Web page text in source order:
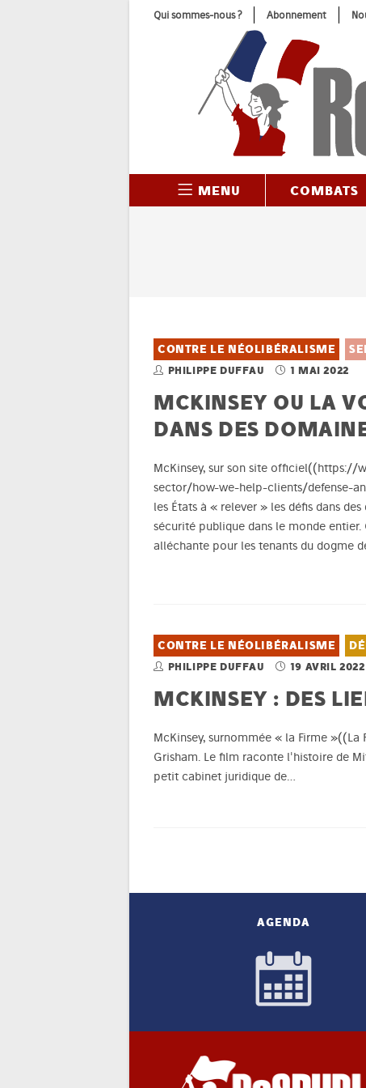
Qui sommes-nous ? Abonnement
MENU COMBATS
CONTRE LE NÉOLIBÉRALISME
PHILIPPE DUFFAU 1 MAI 2022
MCKINSEY OU LA
DANS DES
McKinsey, sur son site
sector/how-we-help-clients/defense-
les États à « relever » les défis dans
sécurité publique dans le monde
alléchante pour les tenants du dogme
CONTRE LE NÉOLIBÉRALISME
PHILIPPE DUFFAU 19 AVRIL 2022
MCKINSEY : DES
McKinsey, surnommée « la Firme
Grisham. Le film raconte l'histoire de
petit cabinet juridique de…
AGENDA